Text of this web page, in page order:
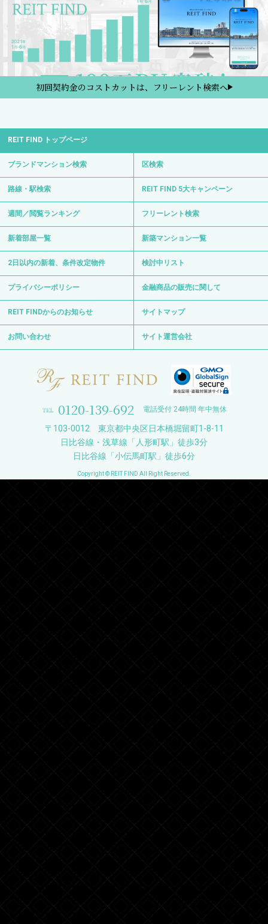
初回契約金のコストカットは、フリーレント検索へ
REIT FIND トップページ
ブランドマンション検索 区検索
路線・駅検索 REIT FIND 5大キャンペーン
週間／閲覧ランキング フリーレント検索
新着部屋一覧 新築マンション一覧
2日以内の新着、条件改定物件 検討中リスト
プライバシーポリシー 金融商品の販売に関して
REIT FINDからのお知らせ サイトマップ
お問い合わせ サイト運営会社
0120-139-692 電話受付 24時間 年中無休
〒103-0012 東京都中央区日本橋堀留町1-8-11
日比谷線・浅草線「人形町駅」徒歩3分
日比谷線「小伝馬町駅」徒歩6分
Copyright © REIT FIND All Right Reserved.